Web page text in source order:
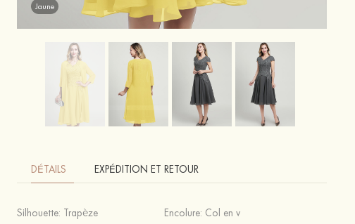
Jaune
DÉTAILS EXPÉDITION ET RETOUR
Silhouette: Trapèze Encolure: Col en v